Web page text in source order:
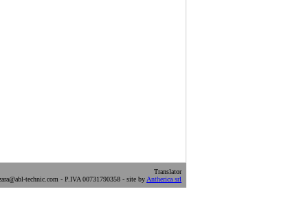
Translator
technic.com - P.IVA 00731790358 - site by Antherica srl